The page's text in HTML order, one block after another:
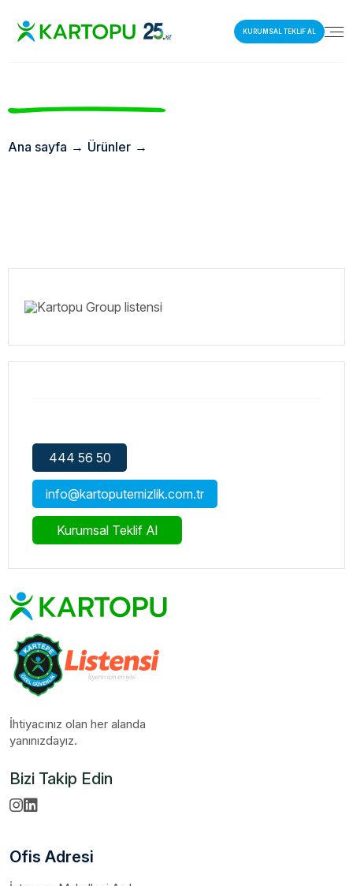
KURUMSAL TEKLİF AL
Ana sayfa → Ürünler →
444 56 50
info@kartoputemizlik.com.tr
Kurumsal Teklif Al
İhtiyacınız olan her alanda
yanınızdayız.
Bizi Takip Edin
Ofis Adresi